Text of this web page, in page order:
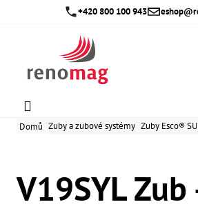
+420 800 100 943
Domů Zuby a zubové systémy Zuby Esco®
V19SYL Zub